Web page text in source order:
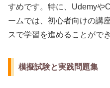
すめです。特に、Udemyや
ームでは、初心者向けの講
スで学習を進めることがで
模擬試験と実践問題集